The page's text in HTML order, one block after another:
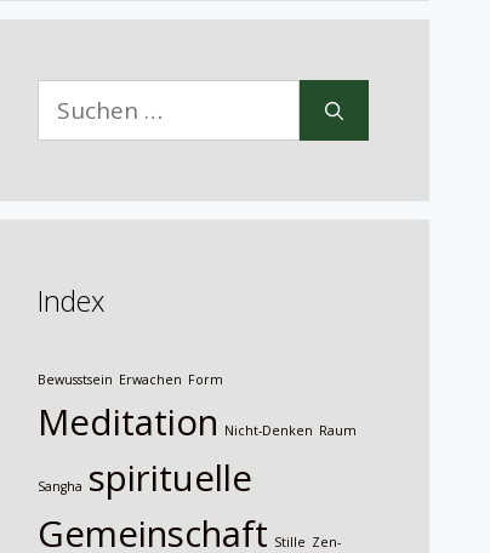
Suche
nach:
Index
Bewusstsein Erwachen Form
Meditation Nicht-Denken Raum
Sangha spirituelle
Gemeinschaft Stille Zen-